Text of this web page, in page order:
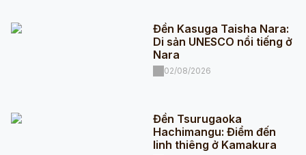
Đền Kasuga Taisha Nara:
Di sản UNESCO nổi tiếng ở
Nara
02/08/2026
Đền Tsurugaoka
Hachimangu: Điểm đến
linh thiêng ở Kamakura